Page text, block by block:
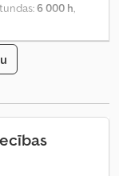
6 000 h,
ātrums:20
(TÜV):
, priekšējās riepas